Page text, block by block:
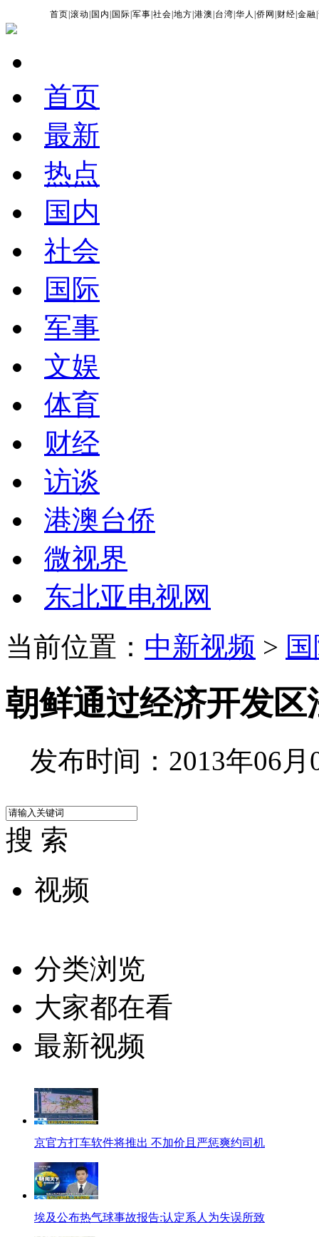
首页 |滚动 国内 国际 |军事 |社会 |地方 |港澳 台湾 |华人 |侨网 财经 |金融 |
首页
最新
热点
国内
社会
国际
军事
文娱
体育
财经
访谈
港澳台侨
微视界
东北亚电视网
当前位置： 中新视频 >
朝鲜通过经济开发
发布时间：2013年06月
搜 索
视频
分类浏览
大家都在看
最新视频
京官方打车软件将推出 不加价且严惩爽约司机
埃及公布热气球事故报告:认定系人为失误所致